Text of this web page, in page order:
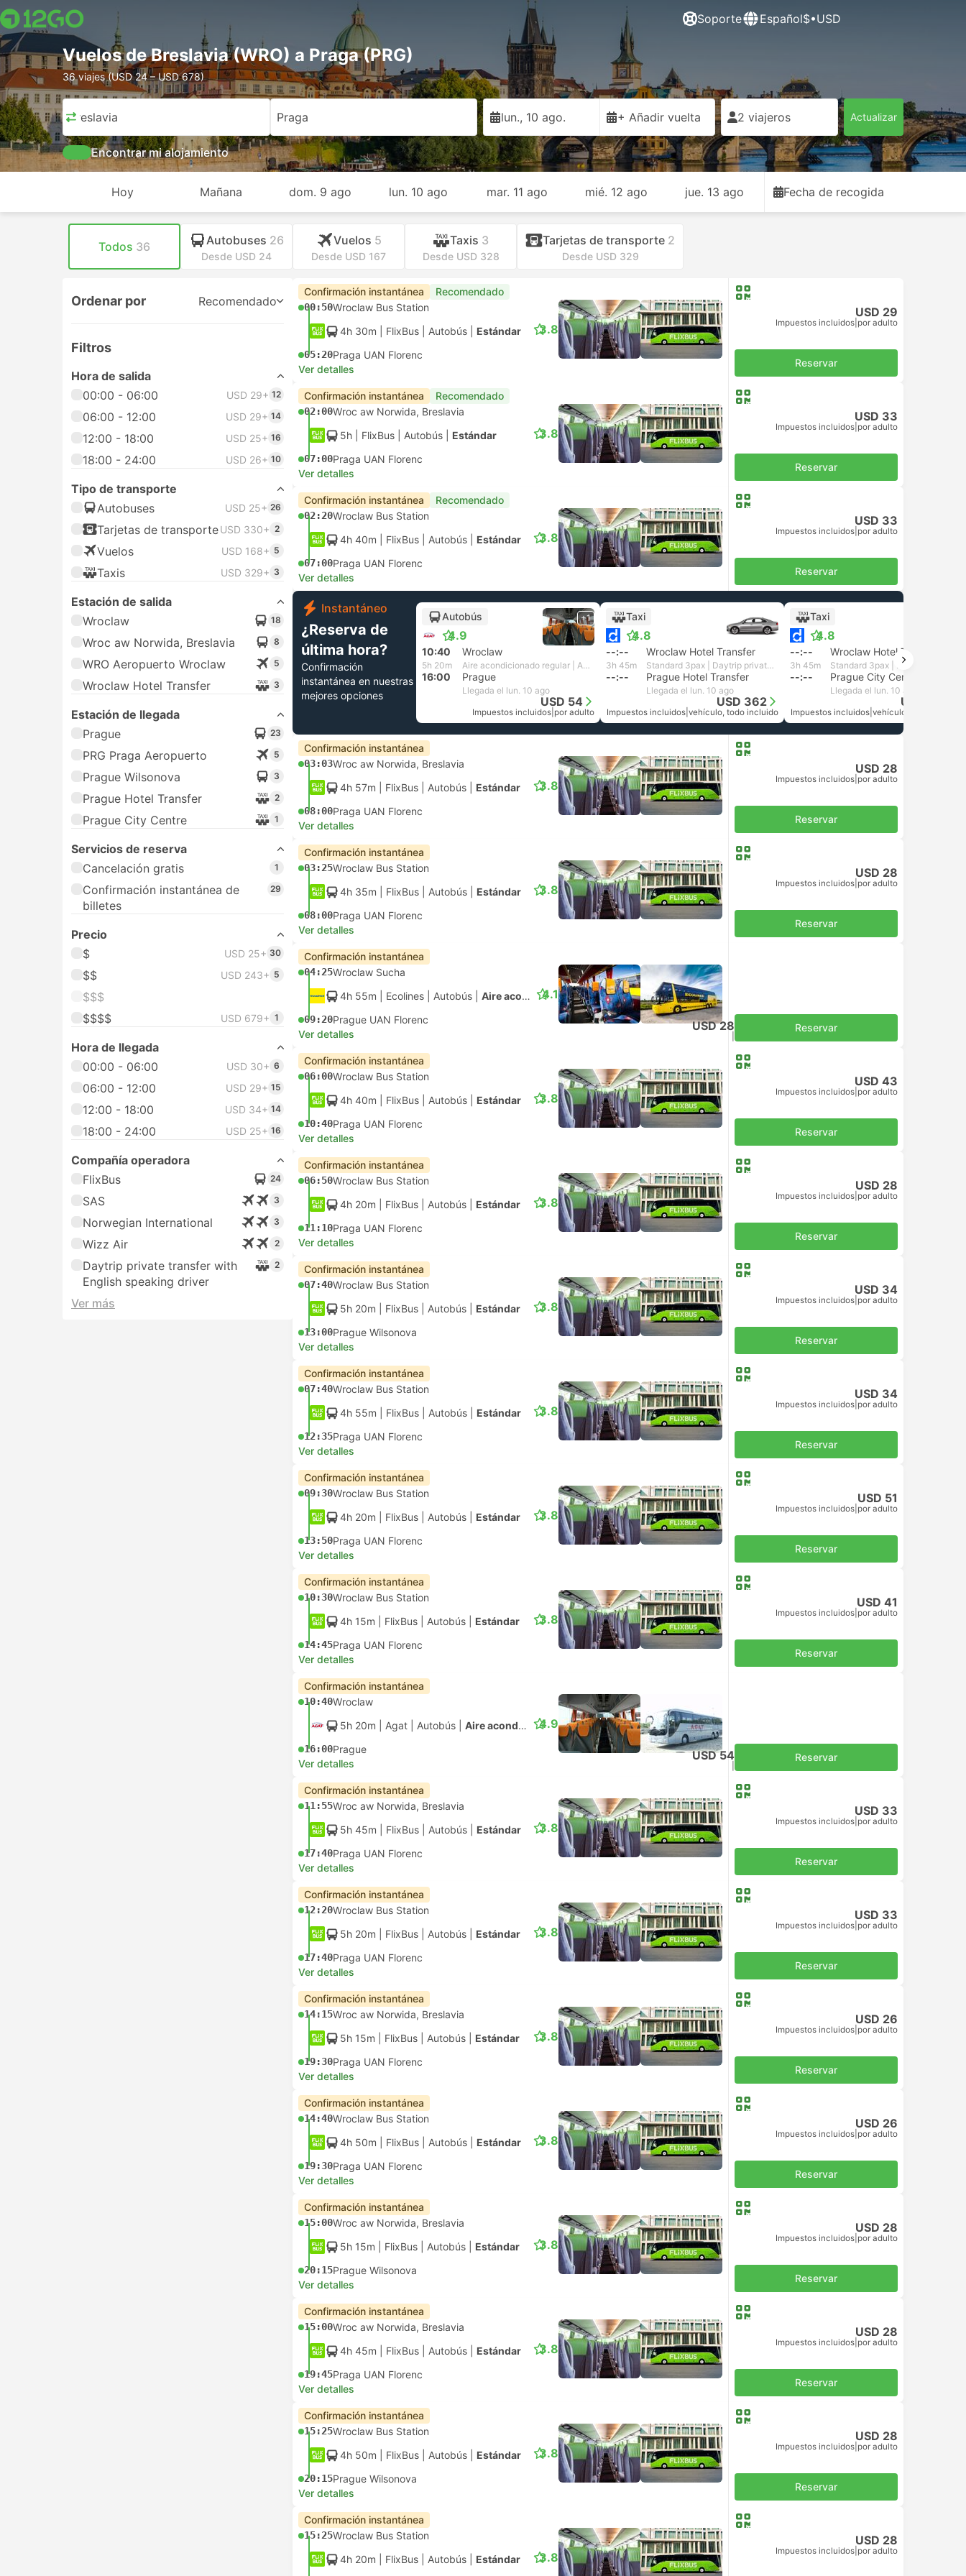
Soporte Español$•USD
Vuelos de Breslavia (WRO) a Praga (PRG)
36 viajes (USD 24 – USD 678)
Breslavia Praga lun., 10 ago. + Añadir vuelta 2 viajeros Actualizar
Encontrar mi alojamiento
Hoy Mañana dom. 9 ago lun. 10 ago mar. 11 ago mié. 12 ago jue. 13 ago Fecha de recogida
Todos 36 Autobuses 26
Desde USD 24
Vuelos 5
Desde USD 167
Taxis 3
Desde USD 328
Tarjetas de transporte 2
Desde USD 329
Ordenar por Recomendado
Filtros
Hora de salida
00:00 - 06:00
USD 29+ 12
06:00 - 12:00 USD 29+ 14
12:00 - 18:00 USD 25+ 16
18:00 - 24:00 USD 26+ 10
Tipo de transporte
Autobuses
USD 25+ 26
Tarjetas de transporteUSD 330+ 2
Vuelos USD 168+ 5
Taxis USD 329+ 3
Estación de salida
Wroclaw
18
Wroc aw Norwida, Breslavia 8
WRO Aeropuerto Wroclaw 5
Wroclaw Hotel Transfer 3
Estación de llegada
Prague
23
PRG Praga Aeropuerto 5
Prague Wilsonova 3
Prague Hotel Transfer 2
Prague City Centre 1
Servicios de reserva
Cancelación gratis
1
Confirmación instantánea de
billetes
29
Precio
$
USD 25+ 30
$$ USD 243+ 5
$$$
$$$$
USD 679+ 1
Hora de llegada
00:00 - 06:00
USD 30+ 6
06:00 - 12:00 USD 29+ 15
12:00 - 18:00 USD 34+ 14
18:00 - 24:00 USD 25+ 16
Compañía operadora
FlixBus
24
SAS 3
Norwegian International 3
Wizz Air 2
Daytrip private transfer with
English speaking driver
2
Ver más
Confirmación instantánea Recomendado
00:50Wroclaw Bus Station
4h 30m | FlixBus Autobús Estándar
05:20Praga UAN Florenc
3.8
Ver detalles
USD 29
Impuestos incluidos por adulto
Reservar
Confirmación instantánea Recomendado
02:00Wroc aw Norwida, Breslavia
5h | FlixBus Autobús Estándar
07:00Praga UAN Florenc
3.8
Ver detalles
USD 33
Impuestos incluidos por adulto
Reservar
Confirmación instantánea Recomendado
02:20Wroclaw Bus Station
4h 40m | FlixBus Autobús Estándar
07:00Praga UAN Florenc
3.8
Ver detalles
USD 33
Impuestos incluidos por adulto
Reservar
Instantáneo
¿Reserva de
última hora?
Confirmación
instantánea en nuestras
mejores opciones
Autobús
4.9
+1
10:40 Wroclaw
5h 20m Aire acondicionado regular | Agat
16:00 Prague
Llegada el lun. 10 ago
USD 54
Impuestos incluidos por adulto
Taxi
4.8
--:-- Wroclaw Hotel Transfer
3h 45m Standard 3pax | Daytrip private transfer with English speaking driver
--:-- Prague Hotel Transfer
Llegada el lun. 10 ago
USD 362
Impuestos incluidos vehículo, todo incluido
Taxi
4.8
--:-- Wroclaw Hotel Transfer
3h 45m
--:-- Prague City Centre
Llegada el lun. 10 ago
USD 362
Impuestos incluidos vehículo, todo incluido
Confirmación instantánea
03:03Wroc aw Norwida, Breslavia
4h 57m | FlixBus Autobús Estándar
08:00Praga UAN Florenc
3.8
Ver detalles
USD 28
Impuestos incluidos por adulto
Reservar
Confirmación instantánea
03:25Wroclaw Bus Station
4h 35m | FlixBus Autobús Estándar
08:00Praga UAN Florenc
3.8
Ver detalles
USD 28
Impuestos incluidos por adulto
Reservar
Confirmación instantánea
04:25Wroclaw Sucha
4h 55m | Ecolines Autobús Aire acondicionado regular
09:20Prague UAN Florenc
4.1
Ver detalles
USD 28 Reservar
Confirmación instantánea
06:00Wroclaw Bus Station
4h 40m | FlixBus Autobús Estándar
10:40Praga UAN Florenc
3.8
Ver detalles
USD 43
Impuestos incluidos por adulto
Reservar
Confirmación instantánea
06:50Wroclaw Bus Station
4h 20m | FlixBus Autobús Estándar
11:10Praga UAN Florenc
3.8
Ver detalles
USD 28
Impuestos incluidos por adulto
Reservar
Confirmación instantánea
07:40Wroclaw Bus Station
5h 20m | FlixBus Autobús Estándar
13:00Prague Wilsonova
3.8
Ver detalles
USD 34
Impuestos incluidos por adulto
Reservar
Confirmación instantánea
07:40Wroclaw Bus Station
4h 55m | FlixBus Autobús Estándar
12:35Praga UAN Florenc
3.8
Ver detalles
USD 34
Impuestos incluidos por adulto
Reservar
Confirmación instantánea
09:30Wroclaw Bus Station
4h 20m | FlixBus Autobús Estándar
13:50Praga UAN Florenc
3.8
Ver detalles
USD 51
Impuestos incluidos por adulto
Reservar
Confirmación instantánea
10:30Wroclaw Bus Station
4h 15m | FlixBus Autobús Estándar
14:45Praga UAN Florenc
3.8
Ver detalles
USD 41
Impuestos incluidos por adulto
Reservar
Confirmación instantánea
10:40Wroclaw
5h 20m | Agat Autobús Aire acondicionado regular
16:00Prague
4.9
Ver detalles
USD 54 Reservar
Confirmación instantánea
11:55Wroc aw Norwida, Breslavia
5h 45m | FlixBus Autobús Estándar
17:40Praga UAN Florenc
3.8
Ver detalles
USD 33
Impuestos incluidos por adulto
Reservar
Confirmación instantánea
12:20Wroclaw Bus Station
5h 20m | FlixBus Autobús Estándar
17:40Praga UAN Florenc
3.8
Ver detalles
USD 33
Impuestos incluidos por adulto
Reservar
Confirmación instantánea
14:15Wroc aw Norwida, Breslavia
5h 15m | FlixBus Autobús Estándar
19:30Praga UAN Florenc
3.8
Ver detalles
USD 26
Impuestos incluidos por adulto
Reservar
Confirmación instantánea
14:40Wroclaw Bus Station
4h 50m | FlixBus Autobús Estándar
19:30Praga UAN Florenc
3.8
Ver detalles
USD 26
Impuestos incluidos por adulto
Reservar
Confirmación instantánea
15:00Wroc aw Norwida, Breslavia
5h 15m | FlixBus Autobús Estándar
20:15Prague Wilsonova
3.8
Ver detalles
USD 28
Impuestos incluidos por adulto
Reservar
Confirmación instantánea
15:00Wroc aw Norwida, Breslavia
4h 45m | FlixBus Autobús Estándar
19:45Praga UAN Florenc
3.8
Ver detalles
USD 28
Impuestos incluidos por adulto
Reservar
Confirmación instantánea
15:25Wroclaw Bus Station
4h 50m | FlixBus Autobús Estándar
20:15Prague Wilsonova
3.8
Ver detalles
USD 28
Impuestos incluidos por adulto
Reservar
Confirmación instantánea
15:25Wroclaw Bus Station
4h 20m | FlixBus Autobús Estándar 3.8
USD 28
Impuestos incluidos por adulto